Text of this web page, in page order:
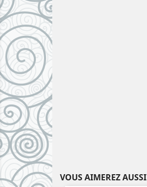
VOUS AIMEREZ AUSSI